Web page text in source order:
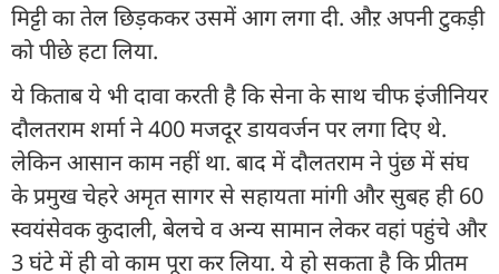
मिट्टी का तेल छिड़ककर उसमें आग लगा दी. औऱ अपनी टुकड़ी
को पीछे हटा लिया.
ये किताब ये भी दावा करती है कि सेना के साथ चीफ इंजीनियर
दौलतराम शर्मा ने 400 मजदूर डायवर्जन पर लगा दिए थे.
लेकिन आसान काम नहीं था. बाद में दौलतराम ने पुंछ में संघ
के प्रमुख चेहरे अमृत सागर से सहायता मांगी और सुबह ही 60
स्वयंसेवक कुदाली, बेलचे व अन्य सामान लेकर वहां पहुंचे और
3 घंटे में ही वो काम पूरा कर लिया. ये हो सकता है कि प्रीतम